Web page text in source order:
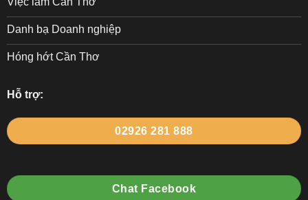
Danh bạ Doanh nghiệp
Hóng hớt Cần Thơ
Hỗ trợ:
02926 281 888
Chat Facebook